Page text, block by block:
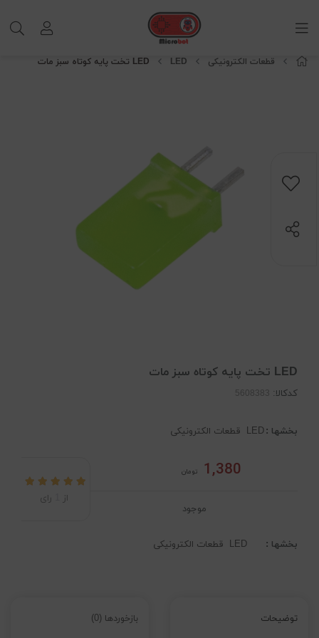
قطعات الکترونیکی LED LED تخت پایه کوتاه سبز مات
LED تخت پایه کوتاه سبز مات
کدکالا:
بخشها :LED قطعات الکترونیکی
1,380 تومان
موجود
از رای
بخشها : LED قطعات الکترونیکی
توضیحات بازخوردها (0)